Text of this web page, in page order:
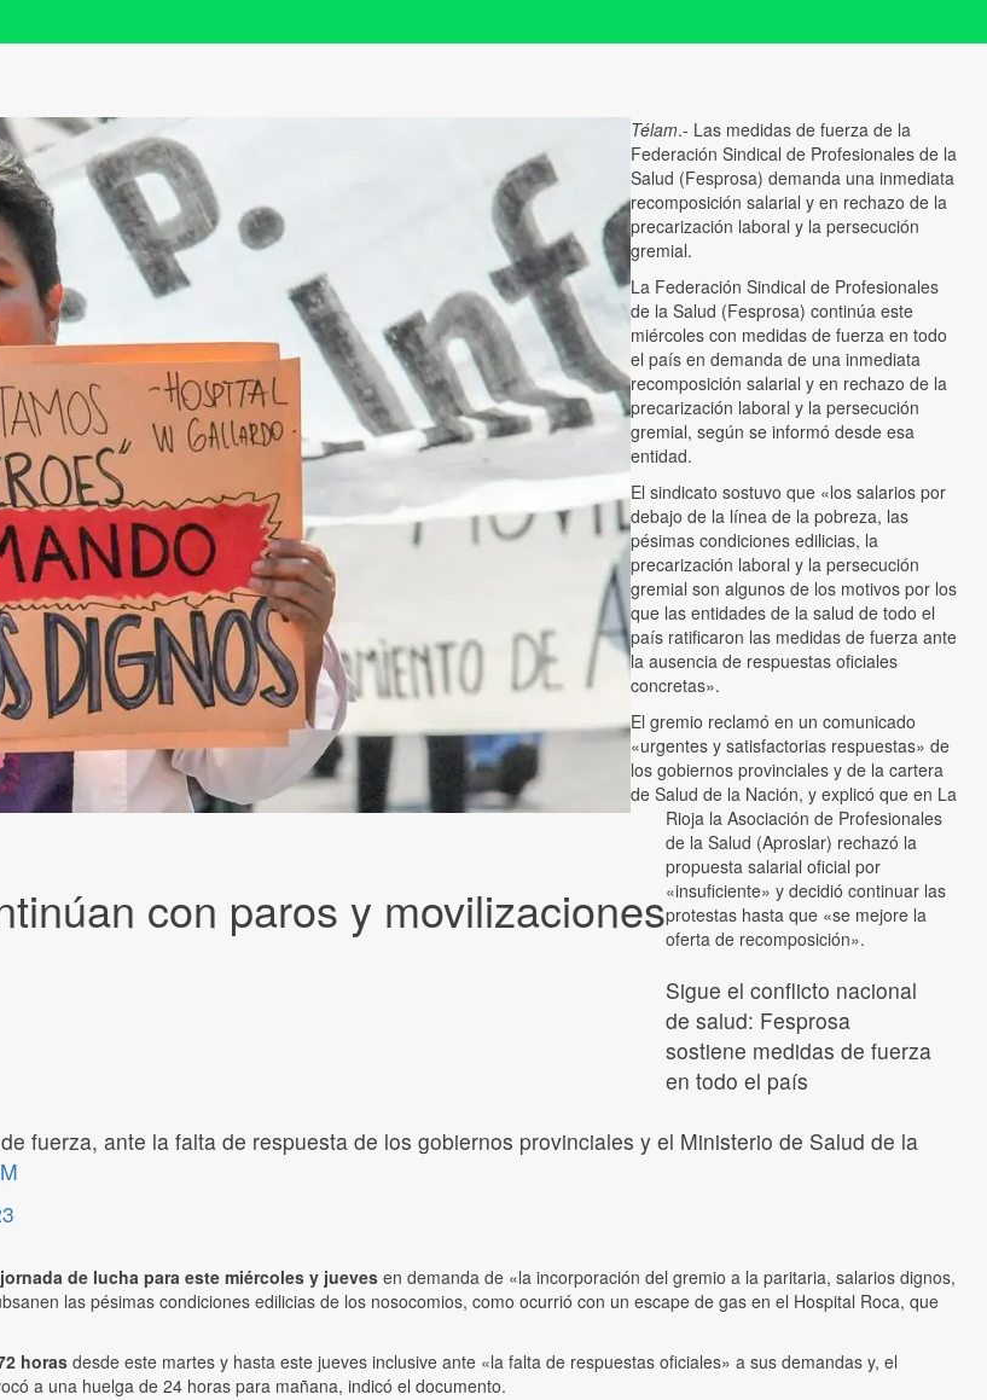
con paros y movilizaciones
Télam.- Las medidas de fuerza de la
Federación Sindical de Profesionales de la
Salud (Fesprosa) demanda una inmediata
recomposición salarial y en rechazo de la
precarización laboral y la persecución
gremial.
La Federación Sindical de Profesionales
de la Salud (Fesprosa) continúa este
miércoles con medidas de fuerza en todo
el país en demanda de una inmediata
recomposición salarial y en rechazo de la
precarización laboral y la persecución
gremial, según se informó desde esa
entidad.
El sindicato sostuvo que «los salarios por
debajo de la línea de la pobreza, las
pésimas condiciones edilicias, la
precarización laboral y la persecución
gremial son algunos de los motivos por los
que las entidades de la salud de todo el
país ratificaron las medidas de fuerza ante
la ausencia de respuestas oficiales
concretas».
El gremio reclamó en un comunicado
«urgentes y satisfactorias respuestas» de
los gobiernos provinciales y de la cartera
de Salud de la Nación, y explicó que en La
Rioja la Asociación de Profesionales
de la Salud (Aproslar) rechazó la
propuesta salarial oficial por
«insuficiente» y decidió continuar las
protestas hasta que «se mejore la
oferta de recomposición».
Sigue el conflicto nacional
de salud: Fesprosa
sostiene medidas de fuerza
en todo el país
fuerza, ante la falta de respuesta de los gobiernos provinciales y el Ministerio de Salud de la
jornada de lucha para este miércoles y jueves en demanda de «la incorporación del gremio a la paritaria, salarios dignos,
las pésimas condiciones edilicias de los nosocomios, como ocurrió con un escape de gas en el Hospital Roca, que
horas desde este martes y hasta este jueves inclusive ante «la falta de respuestas oficiales» a sus demandas y, el
a una huelga de 24 horas para mañana, indicó el documento.